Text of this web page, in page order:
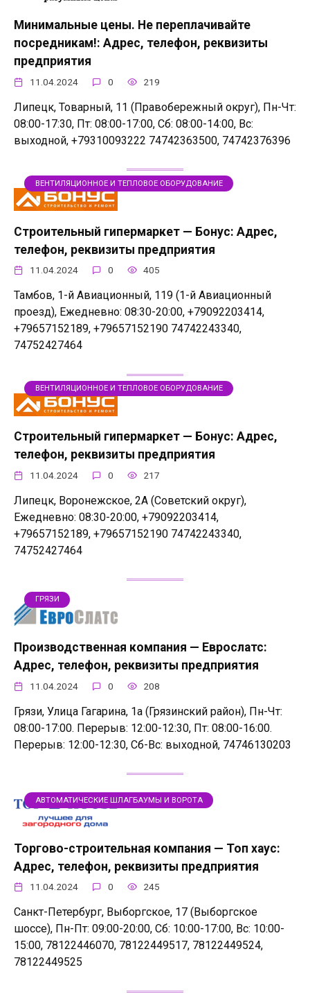
Минимальные цены. Не переплачивайте
посредникам!: Адрес, телефон, реквизиты
предприятия
11.04.2024 0 219
Липецк, Товарный, 11 (Правобережный округ), Пн-Чт:
08:00-17:30, Пт: 08:00-17:00, Сб: 08:00-14:00, Вс:
выходной, +79310093222 74742363500, 74742376396
ВЕНТИЛЯЦИОННОЕ И ТЕПЛОВОЕ ОБОРУДОВАНИЕ
Строительный гипермаркет — Бонус: Адрес,
телефон, реквизиты предприятия
11.04.2024 0 405
Тамбов, 1-й Авиационный, 119 (1-й Авиационный
проезд), Ежедневно: 08:30-20:00, +79092203414,
+79657152189, +79657152190 74742243340,
74752427464
ВЕНТИЛЯЦИОННОЕ И ТЕПЛОВОЕ ОБОРУДОВАНИЕ
Строительный гипермаркет — Бонус: Адрес,
телефон, реквизиты предприятия
11.04.2024 0 217
Липецк, Воронежское, 2А (Советский округ),
Ежедневно: 08:30-20:00, +79092203414,
+79657152189, +79657152190 74742243340,
74752427464
ГРЯЗИ
Производственная компания — Еврослатс:
Адрес, телефон, реквизиты предприятия
11.04.2024 0 208
Грязи, Улица Гагарина, 1а (Грязинский район), Пн-Чт:
08:00-17:00. Перерыв: 12:00-12:30, Пт: 08:00-16:00.
Перерыв: 12:00-12:30, Сб-Вс: выходной, 74746130203
АВТОМАТИЧЕСКИЕ ШЛАГБАУМЫ И ВОРОТА
Торгово-строительная компания — Топ хаус:
Адрес, телефон, реквизиты предприятия
11.04.2024 0 245
Санкт-Петербург, Выборгское, 17 (Выборгское
шоссе), Пн-Пт: 09:00-20:00, Сб: 10:00-17:00, Вс: 10:00-
15:00, 78122446070, 78122449517, 78122449524,
78122449525